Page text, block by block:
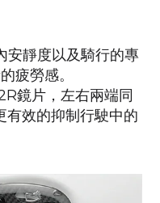
安靜度以及騎行的專
疲勞感。
鏡片，左右兩端同
效的抑制行駛中的